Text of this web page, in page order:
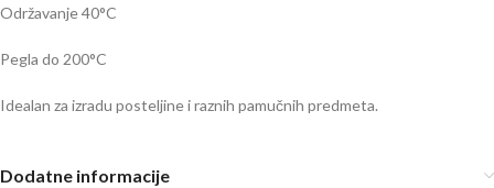
Održavanje 40°C
Pegla do 200°C
Idealan za izradu posteljine i raznih pamučnih predmeta.
Dodatne informacije